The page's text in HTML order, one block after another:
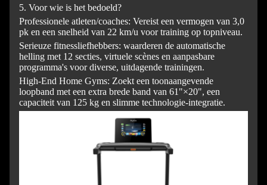
5. Voor wie is het bedoeld?
Professionele atleten/coaches: Vereist een vermogen van 3,0
pk en een snelheid van 22 km/u voor training op topniveau.
Serieuze fitnessliefhebbers: waarderen de automatische
helling met 12 secties, virtuele scènes en aanpasbare
programma's voor diverse, uitdagende trainingen.
High-End Home Gyms: Zoekt een toonaangevende
loopband met een extra brede band van 61"×20", een
capaciteit van 125 kg en slimme technologie-integratie.